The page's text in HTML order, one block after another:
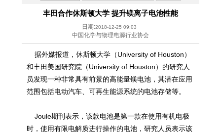
丰田合作休斯顿大学 提升镁离子电池性能
日期:2018-12-25 09:03
中国化学与物理电源行业协会
据外媒报道，休斯顿大学（University of Houston）
和丰田美国研究院（University of Houston）的研究人
员发现一种非常具有前景的高能量镁电池，其潜在应用
范围包括电动汽车、可再生能源系统的电池存储等。
Joule期刊表示，该款电池是第一款在使用有机电极
时，使用有限电解质进行操作的电池，研究人员表示该